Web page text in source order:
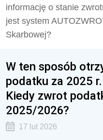
informację o stanie
jest system
Skarbowej?
W ten sposób
podatku za 2025
Kiedy zwrot
2025/2026?
17 lut 2026